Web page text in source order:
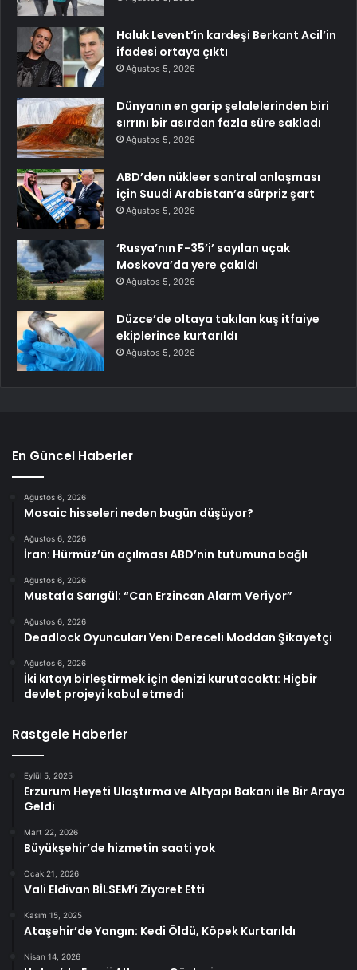
Haluk Levent’in kardeşi Berkant Acil’in
ifadesi ortaya çıktı
Ağustos 5, 2026
Dünyanın en garip şelalelerinden biri
sırrını bir asırdan fazla süre sakladı
Ağustos 5, 2026
ABD’den nükleer santral anlaşması
için Suudi Arabistan’a sürpriz şart
Ağustos 5, 2026
‘Rusya’nın F-35’i’ sayılan uçak
Moskova’da yere çakıldı
Ağustos 5, 2026
Düzce’de oltaya takılan kuş itfaiye
ekiplerince kurtarıldı
Ağustos 5, 2026
En Güncel Haberler
Ağustos 6, 2026
Mosaic hisseleri neden bugün düşüyor?
Ağustos 6, 2026
İran: Hürmüz’ün açılması ABD’nin tutumuna bağlı
Ağustos 6, 2026
Mustafa Sarıgül: “Can Erzincan Alarm Veriyor”
Ağustos 6, 2026
Deadlock Oyuncuları Yeni Dereceli Moddan Şikayetçi
Ağustos 6, 2026
İki kıtayı birleştirmek için denizi kurutacaktı: Hiçbir
devlet projeyi kabul etmedi
Rastgele Haberler
Eylül 5, 2025
Erzurum Heyeti Ulaştırma ve Altyapı Bakanı ile Bir Araya
Geldi
Mart 22, 2026
Büyükşehir’de hizmetin saati yok
Ocak 21, 2026
Vali Eldivan BİLSEM’i Ziyaret Etti
Kasım 15, 2025
Ataşehir’de Yangın: Kedi Öldü, Köpek Kurtarıldı
Nisan 14, 2026